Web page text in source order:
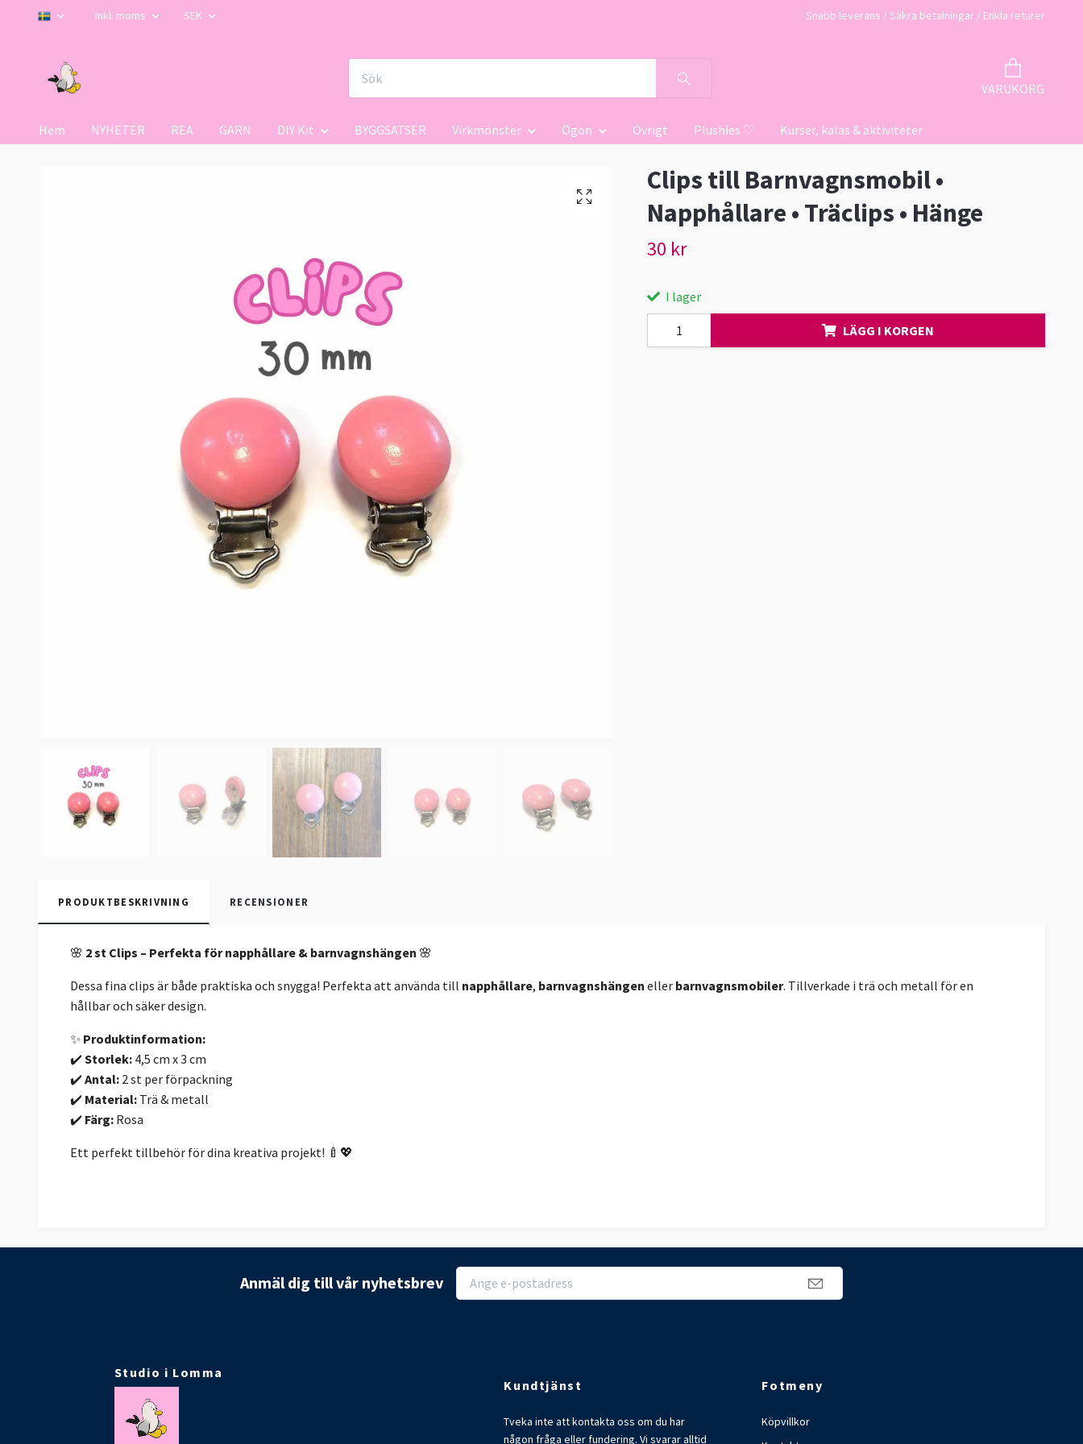
Inkl. moms SEK Snabb leverans / Säkra betalningar / Enkla returer
VARUKORG
Hem NYHETER REA GARN DIY Kit BYGGSATSER Virkmönster Ögon Övrigt Plushies ♡ Kurser, kalas & aktiviteter
Clips till Barnvagnsmobil •
Napphållare • Träclips • Hänge
30 kr
I lager
LÄGG I KORGEN
PRODUKTBESKRIVNING RECENSIONER
🌸 2 st Clips – Perfekta för napphållare & barnvagnshängen 🌸
Dessa fina clips är både praktiska och snygga! Perfekta att använda till napphållare, barnvagnshängen eller barnvagnsmobiler. Tillverkade i trä och metall för en
hållbar och säker design.
✨ Produktinformation:
✔️ Storlek: 4,5 cm x 3 cm
✔️ Antal: 2 st per förpackning
✔️ Material: Trä & metall
✔️ Färg: Rosa
Ett perfekt tillbehör för dina kreativa projekt! 🍼💖
Anmäl dig till vår nyhetsbrev
Studio i Lomma
Kundtjänst
Tveka inte att kontakta oss om du har
någon fråga eller fundering. Vi svarar alltid
Fotmeny
Köpvillkor